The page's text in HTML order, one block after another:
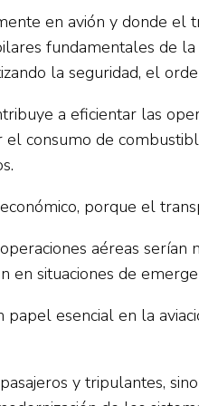
en avión y donde
fundamentales de
la seguridad, el
a eficientar las
consumo de
porque el
aéreas
situaciones de
esencial en la
y tripulantes,